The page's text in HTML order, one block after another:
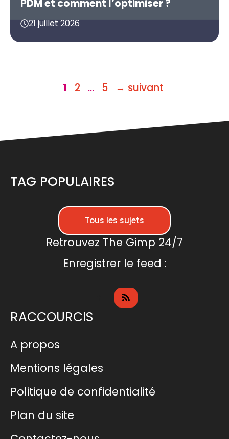
PDM et comment l’optimiser ?
21 juillet 2026
Page
1 Page
2 … Page
5 → suivant
TAG POPULAIRES
Tous les sujets
Retrouvez The Gimp 24/7
Enregistrer le feed :
RACCOURCIS
A propos
Mentions légales
Politique de confidentialité
Plan du site